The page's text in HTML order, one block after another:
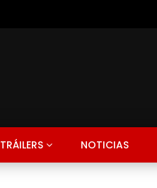
TRÁILERS NOTICIAS